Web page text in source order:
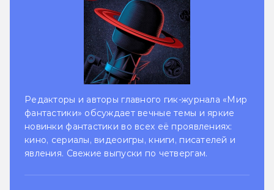
Редакторы и авторы главного гик-журнала «Мир
фантастики» обсуждает вечные темы и яркие
новинки фантастики во всех её проявлениях:
кино, сериалы, видеоигры, книги, писателей и
явления. Свежие выпуски по четвергам.